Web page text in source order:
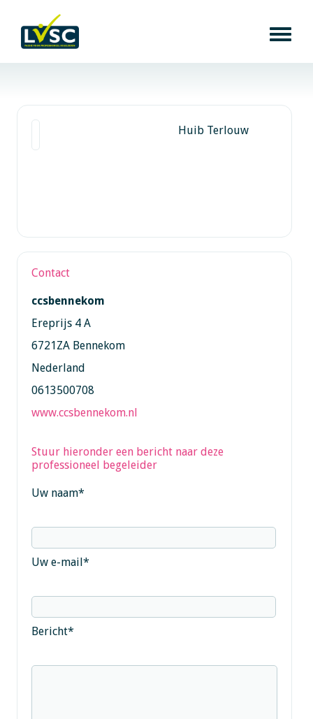
Huib Terlouw
Contact
ccsbennekom
Ereprijs 4 A
6721ZA Bennekom
Nederland
0613500708
www.ccsbennekom.nl
Stuur hieronder een bericht naar deze
professioneel begeleider
Uw naam*
Uw e-mail*
Bericht*